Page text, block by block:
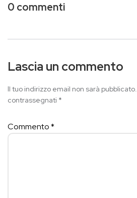
0 commenti
Lascia un commento
Il tuo indirizzo email non sarà pubblicato.
contrassegnati *
Commento*